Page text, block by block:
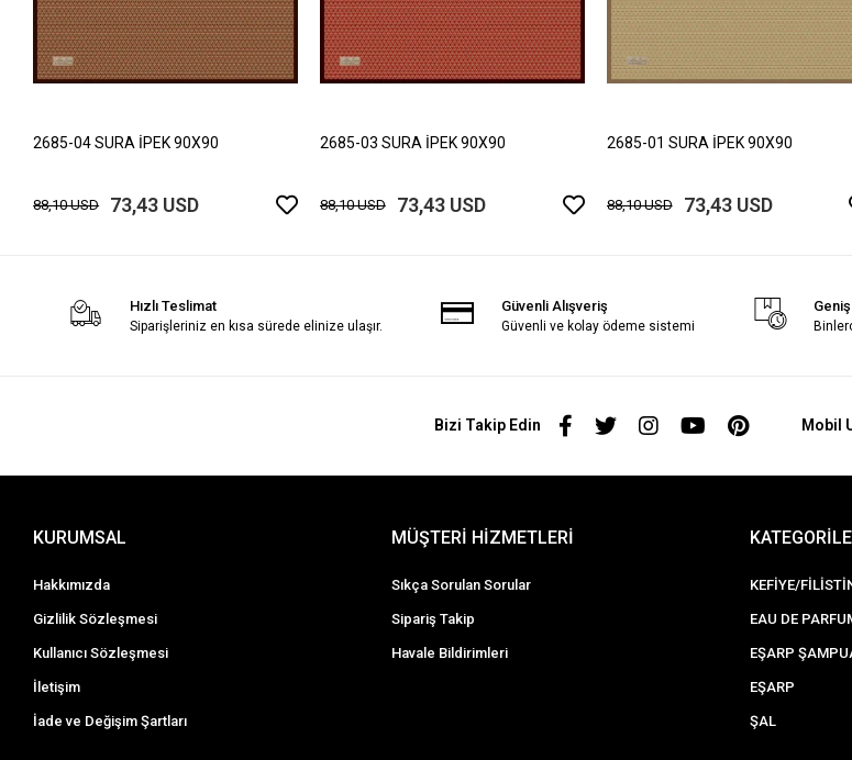
2685-04 SURA İPEK 90X90
88,10 USD 73,43 USD
2685-03 SURA İPEK 90X90
88,10 USD 73,43 USD
2685-01 SURA İPEK 90X90
88,10 USD 73,43 USD
Hızlı Teslimat
Siparişleriniz en kısa sürede elinize ulaşır.
Güvenli Alışveriş
Güvenli ve kolay ödeme sistemi
Bizi Takip Edin Mobil
KURUMSAL
Hakkımızda
Gizlilik Sözleşmesi
Kullanıcı Sözleşmesi
İletişim
İade ve Değişim Şartları
MÜŞTERİ HİZMETLERİ
Sıkça Sorulan Sorular
Sipariş Takip
Havale Bildirimleri
KEFİYE/
EAU DE
EŞARP
EŞARP
ŞAL